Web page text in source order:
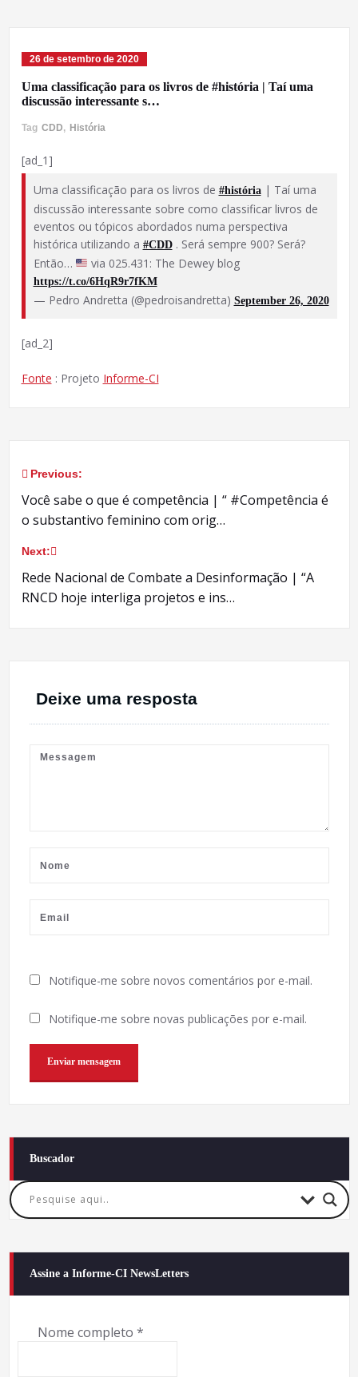
26 de setembro de 2020
Uma classificação para os livros de #história | Taí uma
discussão interessante s…
Tag CDD, História
[ad_1]
Uma classificação para os livros de #história| Taí uma
discussão interessante sobre como classificar livros de
eventos ou tópicos abordados numa perspectiva
histórica utilizando a #CDD. Será sempre 900? Será?
Então…
via 025.431: The Dewey blog
https://t.co/6HqR9r7fKM
— Pedro Andretta (@pedroisandretta) September 26, 2020
[ad_2]
Fonte : Projeto Informe-CI
Navegação
de
Post
Previous:
Você sabe o que é competência | “ #Competência é
o substantivo feminino com orig…
Next:
Rede Nacional de Combate a Desinformação | “A
RNCD hoje interliga projetos e ins…
Deixe uma resposta
Notifique-me sobre novos comentários por e-mail.
Notifique-me sobre novas publicações por e-mail.
Buscador
Assine a Informe-CI NewsLetters
Nome completo *